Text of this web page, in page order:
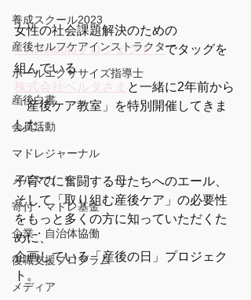
養成スクール2023
産後セルフケアインストラクター
ボールエクササイズ指導士
産後白書
会員活動
マドレジャーナル
メルマガ
寄付・マドレ基金
企業・自治体協働
復職支援プログラム
メディア
女性の社会課題解決のための
「Mikadukiプロジェクト」でタッグを
組んでいる
株式会社ベルタさま と一緒に2年前から
「産後ケア教室」を特別開催してきま
した。
子育てに奮闘する母たちへのエール、
そして「取り組む産後ケア」の必要性
をもっと多くの方に知っていただくた
めに、
企画している「産後の日」プロジェク
ト。